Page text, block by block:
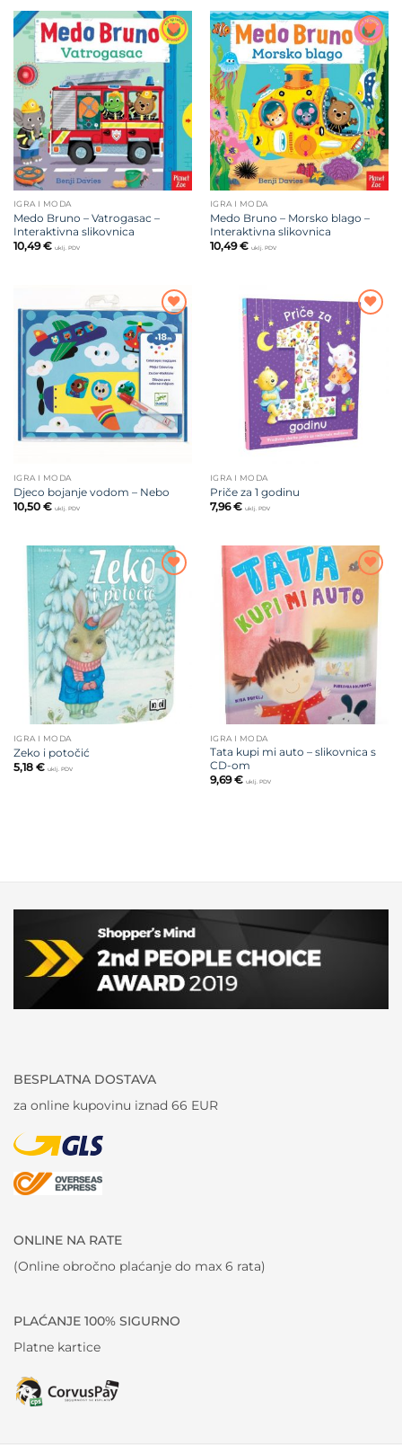
Dodajte
na listu
želja
IGRA I MODA
Medo Bruno – Vatrogasac –
Interaktivna slikovnica
10,49€ uklj. PDV
Dodajte
na listu
želja
IGRA I MODA
Medo Bruno – Morsko blago –
Interaktivna slikovnica
10,49€ uklj. PDV
Dodajte
na listu
želja
IGRA I MODA
Djeco bojanje vodom – Nebo
10,50 € uklj. PDV
Dodajte
na listu
želja
IGRA I MODA
Priče za 1 godinu
7,96€ uklj. PDV
Dodajte
na listu
želja
IGRA I MODA
Zeko i potočić
5,18 € uklj. PDV
Dodajte
na listu
želja
IGRA I MODA
Tata kupi mi auto – slikovnica s
CD-om
9,69€ uklj. PDV
BESPLATNA DOSTAVA
za online kupovinu iznad 66 EUR
ONLINE NA RATE
(Online obročno plaćanje do max 6 rata)
PLAĆANJE 100% SIGURNO
Platne kartice